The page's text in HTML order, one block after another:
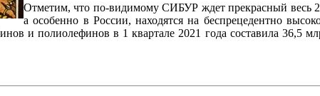
Отметим, что по-видимому СИБУР ждет прекрасный весь
а особенно в России, находятся на беспрецедентно
и полиолефинов в 1 квартале 2021 года составила 36,5